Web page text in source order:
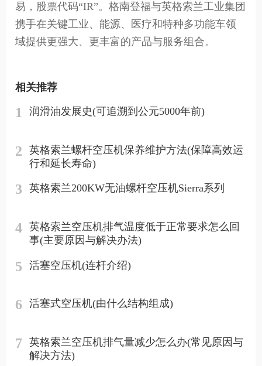
易，股票代码“IR”。格南登福与英格索兰工业集团
携手在关键工业、能源、医疗和特种多功能车领
域提供更强大、更丰富的产品与服务组合。
相关推荐
1 润滑油发展史(可追溯到公元5000年前)
2
英格索兰螺杆空压机保养维护方法(保障高效运
行和延长寿命)
3 英格索兰200KW无油螺杆空压机Sierra系列
4
英格索兰空压机排气温度低于正常要求怎么回
事(主要原因与解决办法)
5 活塞空压机(连杆介绍)
6 活塞式空压机(由什么结构组成)
7
英格索兰空压机排气量减少怎么办(常见原因与
解决方法)